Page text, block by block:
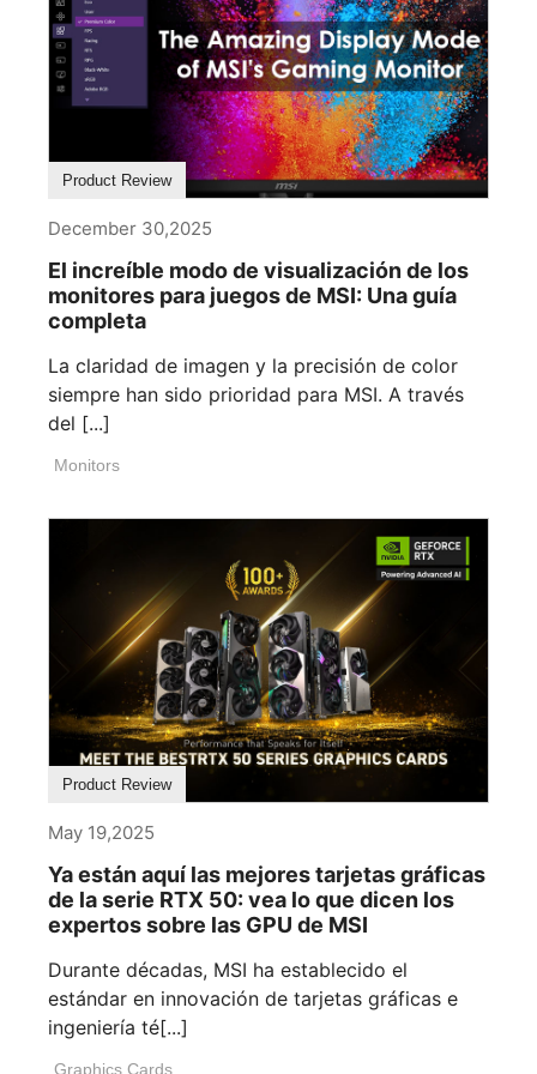
Product Review
December 30,2025
El increíble modo de visualización de los
monitores para juegos de MSI: Una guía
completa
La claridad de imagen y la precisión de color
siempre han sido prioridad para MSI. A través
del [...]
Monitors
Product Review
May 19,2025
Ya están aquí las mejores tarjetas gráficas
de la serie RTX 50: vea lo que dicen los
expertos sobre las GPU de MSI
Durante décadas, MSI ha establecido el
estándar en innovación de tarjetas gráficas e
ingeniería té[...]
Graphics Cards